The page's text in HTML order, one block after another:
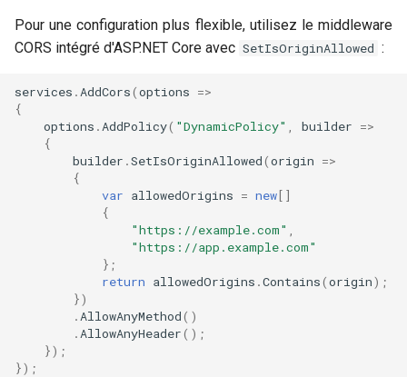
Pour une configuration plus flexible, utilisez le middleware
CORS intégré d'ASP.NET Core avec SetIsOriginAllowed :
services . AddCors(options =>
{
options . AddPolicy( "DynamicPolicy" builder =>
{
builder .SetIsOriginAllowed(origin =>
{
var allowedOrigins = new[]
{
"https://example.com"
"https://app.example.com"
};
return allowedOrigins .Contains(origin);
})
. AllowAnyMethod()
. AllowAnyHeader();
});
});